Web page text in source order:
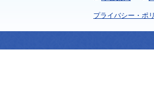
プライバシー・ポ